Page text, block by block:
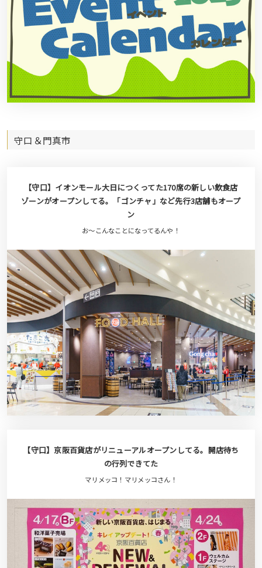
守口＆門真市
【守口】イオンモール大日につくってた170席の新しい飲食店
ゾーンがオープンしてる。「ゴンチャ」など先行3店舗もオープ
ン
お〜こんなことになってるんや！
【守口】京阪百貨店がリニューアルオープンしてる。開店待ち
の行列できてた
マリメッコ！マリメッコさん！